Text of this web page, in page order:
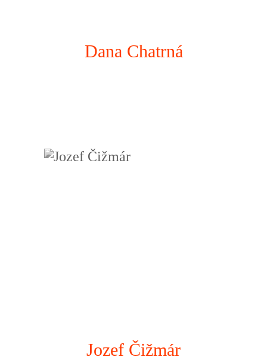
Dana Chatrná
Jozef Čižmár